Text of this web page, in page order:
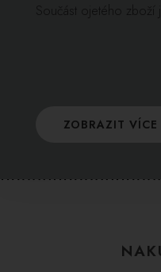
Součást ojetého
ZOBRAZIT VÍCE